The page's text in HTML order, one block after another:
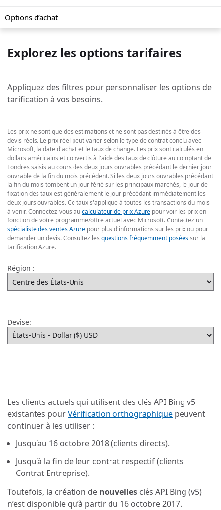
Options d’achat
Explorez les options tarifaires
Appliquez des filtres pour personnaliser les options de
tarification à vos besoins.
Les prix ne sont que des estimations et ne sont pas destinés à être des
devis réels. Le prix réel peut varier selon le type de contrat conclu avec
Microsoft, la date d'achat et le taux de change. Les prix sont calculés en
dollars américains et convertis à l'aide des taux de clôture au comptant de
Londres saisis au cours des deux jours ouvrables précédant le dernier jour
ouvrable de la fin du mois précédent. Si les deux jours ouvrables précédant
la fin du mois tombent un jour férié sur les principaux marchés, le jour de
fixation des taux est généralement le jour précédant immédiatement les
deux jours ouvrables. Ce taux s'applique à toutes les transactions du mois
à venir. Connectez-vous aucalculateur de prix Azure pour voir les prix en
fonction de votre programme/offre actuel avec Microsoft. Contactez un
spécialiste des ventes Azure pour plus d'informations sur les prix ou pour
demander un devis. Consultez les questions fréquemment poséessur la
tarification Azure.
Région :
Devise:
Les clients actuels qui utilisent des clés API Bing v5
existantes pourVérification orthographique peuvent
continuer à les utiliser :
Jusqu’au 16 octobre 2018 (clients directs).
Jusqu’à la fin de leur contrat respectif (clients
Contrat Entreprise).
Toutefois, la création de nouvelles clés API Bing (v5)
n’est disponible qu’à partir du 16 octobre 2017.